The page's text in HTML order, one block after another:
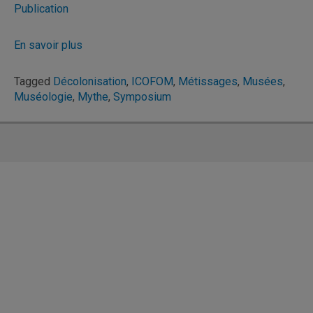
Publication
En savoir plus
Tagged Décolonisation, ICOFOM, Métissages, Musées,
Muséologie, Mythe, Symposium